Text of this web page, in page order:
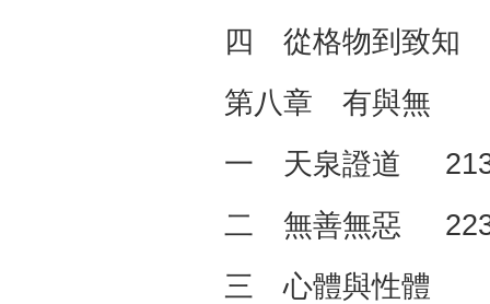
四 從格物到致
第八章 有與
一 天泉證道
二 無善無惡
三 心體與性